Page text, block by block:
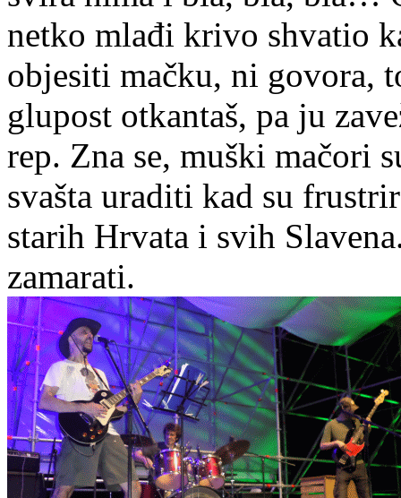
netko mlađi krivo shvatio
objesiti mačku, ni govora,
glupost otkantaš, pa ju
rep. Zna se, muški mačori
svašta uraditi kad su
starih Hrvata i svih
zamarati.